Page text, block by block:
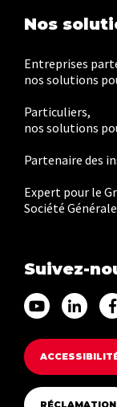
Nos
Entreprises
nos solutions
Particuliers,
nos solutions
Partenaire des
Expert pour le
Société Générale
Suivez-
Accéder
RÉCLAMATION